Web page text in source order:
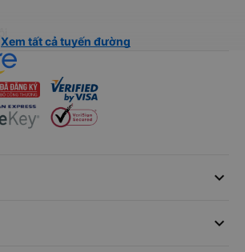
Xem tất cả tuyến đường
keyboard_arrow_down
keyboard_arrow_down